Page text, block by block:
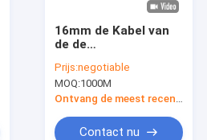
16mm de Kabel van
de de
het 6 bundelstaal
voor het Beklimmen
van Netto
Prijs:negotiable
MOQ:1000M
Ontvang de meest recente Prijs
Contact nu